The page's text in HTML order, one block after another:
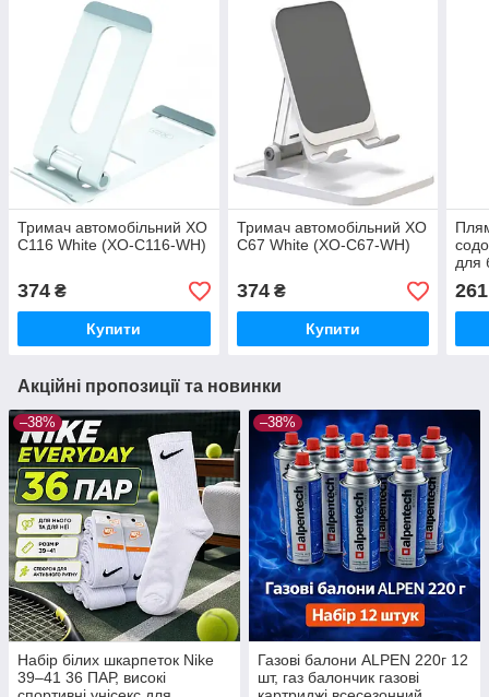
Тримач автомобільний XO
C116 White (XO-C116-WH)
374 ₴
Купити
Тримач автомобільний XO
C67 White (XO-C67-WH)
374₴
Купити
для
261
Акційні пропозиції та новинки
–38%
Набір білих шкарпеток Nike
39–41 36 ПАР, високі
–38%
Газові балони ALPEN 220г 12
шт, газ балончик газові